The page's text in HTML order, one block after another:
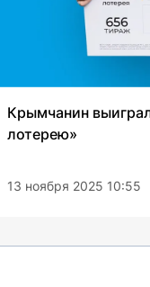
Крымчанин
лотерею»
13 ноября 2025 10:55